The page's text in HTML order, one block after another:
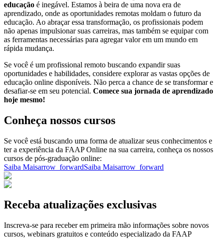
educação é inegável. Estamos à beira de uma nova era de
aprendizado, onde as oportunidades remotas moldam o futuro da
educação. Ao abraçar essa transformação, os profissionais podem
não apenas impulsionar suas carreiras, mas também se equipar com
as ferramentas necessárias para agregar valor em um mundo em
rápida mudança.
Se você é um profissional remoto buscando expandir suas
oportunidades e habilidades, considere explorar as vastas opções de
educação online disponíveis. Não perca a chance de se transformar e
desafiar-se em seu potencial. Comece sua jornada de aprendizado
hoje mesmo!
Conheça nossos cursos
Se você está buscando uma forma de atualizar seus conhecimentos e
ter a experiência da FAAP Online na sua carreira, conheça os nossos
cursos de pós-graduação online:
Saiba Maisarrow_forwardSaiba Maisarrow_forward
Receba atualizações exclusivas
Inscreva-se para receber em primeira mão informações sobre novos
cursos, webinars gratuitos e conteúdo especializado da FAAP